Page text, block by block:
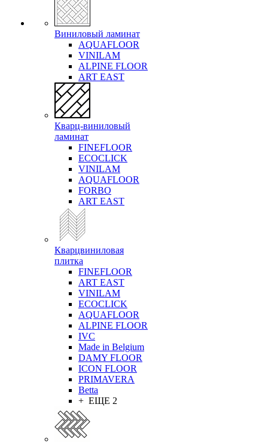
Виниловый ламинат
AQUAFLOOR
VINILAM
ALPINE FLOOR
ART EAST
Кварц-виниловый
ламинат
FINEFLOOR
ECOCLICK
VINILAM
AQUAFLOOR
FORBO
ART EAST
Кварцвиниловая
плитка
FINEFLOOR
ART EAST
VINILAM
ECOCLICK
AQUAFLOOR
ALPINE FLOOR
IVC
Made in Belgium
DAMY FLOOR
ICON FLOOR
PRIMAVERA
Betta
+ ЕЩЕ 2